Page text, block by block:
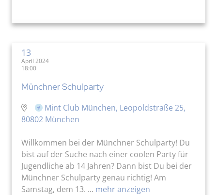
13
April 2024
18:00
Münchner Schulparty
Mint Club München, Leopoldstraße 25,
80802 München
Willkommen bei der Münchner Schulparty! Du
bist auf der Suche nach einer coolen Party für
Jugendliche ab 14 Jahren? Dann bist Du bei der
Münchner Schulparty genau richtig! Am
Samstag, dem 13. ... mehr anzeigen